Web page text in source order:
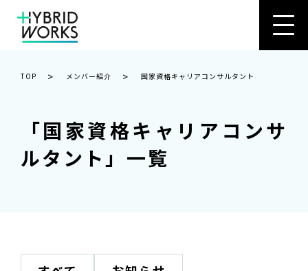
TOP > メンバー紹介 > 国家資格キャリアコンサルタント
「国家資格キャリアコンサ
ルタント」一覧